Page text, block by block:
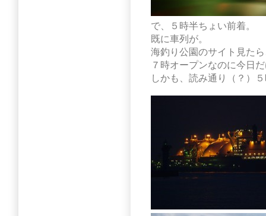
で、５時半ちょい前着。
既に車列が。
海釣り公園のサイト見た
７時オープンなのに今日
しかも、読み通り（？）